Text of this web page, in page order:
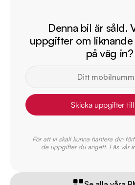
Denna bil är såld.
uppgifter om liknande
på väg in?
Skicka uppgifter
För att vi skall kunna hantera din
de uppgifter du angett. Läs vår